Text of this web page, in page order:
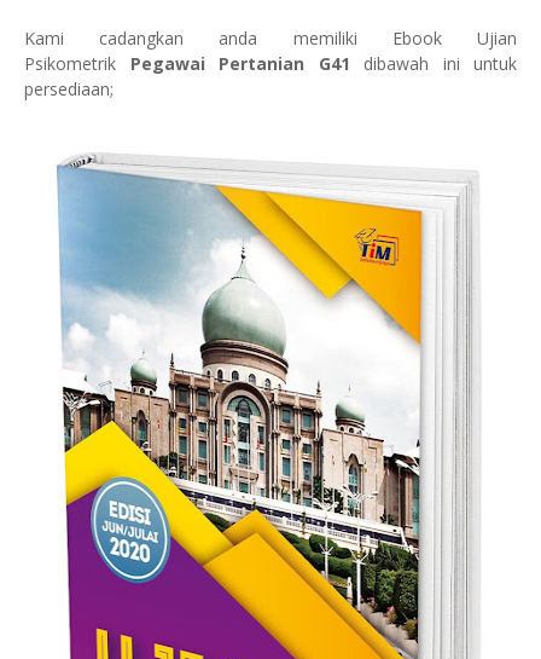
Kami cadangkan anda memiliki Ebook Ujian
Psikometrik Pegawai Pertanian G41 dibawah ini untuk
persediaan;